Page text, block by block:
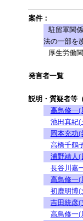
案件：
駐留軍関
法の一部を
厚生労働
発言者一覧
説明・質疑者等
高鳥修一(
池田真紀(
岡本充功
高橋千鶴
浦野靖人(
長谷川嘉
高鳥修一(
初鹿明博(
吉田統彦(
高鳥修一(